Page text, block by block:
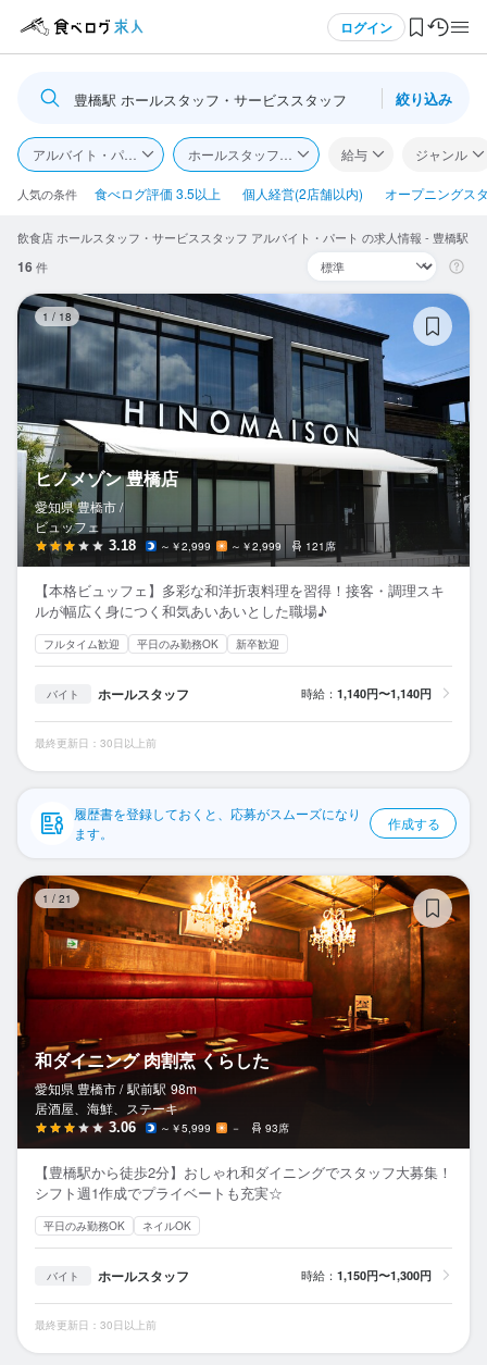
ログイン
ログイン・無料会員登録
食べログ求人TOP
求人検索
閲覧履歴
気になる求人
検索履歴・保存した条件
応募履歴
WEB履歴書
スカウト・メルマガ受信設定
ヘルプ・お問い合わせフォーム
掲載をご検討の店舗様へ
食べログ求人PRESS
プライバシーポリシー
利用規約
豊橋駅 ホールスタッフ・サービススタッフ 絞り込み
アルバイト・パート ホールスタッフ・サービススタッフ
給与 ジャンル
人気の条件 食べログ評価 3.5以上 個人経営(2店舗以内) オープニングス
飲食店 ホールスタッフ・サービススタッフ アルバイト・パート の求人情報 - 豊橋駅
16件
1 / 18
ヒノメゾン 豊橋店
愛知県 豊橋市 /
ビュッフェ
3.18 ～￥2,999 ～￥2,999 121席
【本格ビュッフェ】多彩な和洋折衷料理を習得！接客・調理スキ
ルが幅広く身につく和気あいあいとした職場♪
フルタイム歓迎 平日のみ勤務OK 新卒歓迎
バイト ホールスタッフ 時給： 1,140円〜1,140円
最終更新日：30日以上前
履歴書を登録しておくと、応募がスムーズになり
ます。
作成する
1 / 21
和ダイニング 肉割烹 くらした
愛知県 豊橋市 / 駅前駅 98m
居酒屋、海鮮、ステーキ
3.06 ～￥5,999 － 93席
【豊橋駅から徒歩2分】おしゃれ和ダイニングでスタッフ大募集！
シフト週1作成でプライベートも充実☆
平日のみ勤務OK ネイルOK
バイト ホールスタッフ 時給： 1,150円〜1,300円
最終更新日：30日以上前